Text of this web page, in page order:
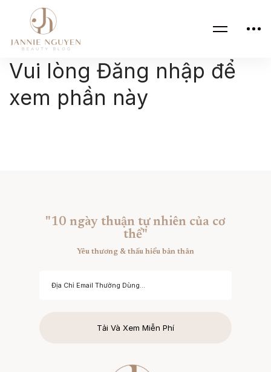
Vui lòng Đăng nhập để
xem phần này
"10 ngày thuận tự nhiên của cơ
thể"
Yêu thương & thấu hiểu bản thân
Tải Và Xem Miễn Phí